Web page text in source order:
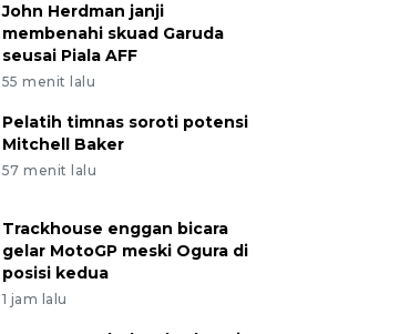
John Herdman janji
membenahi skuad Garuda
seusai Piala AFF
55 menit lalu
Pelatih timnas soroti potensi
Mitchell Baker
57 menit lalu
Trackhouse enggan bicara
gelar MotoGP meski Ogura di
posisi kedua
1 jam lalu